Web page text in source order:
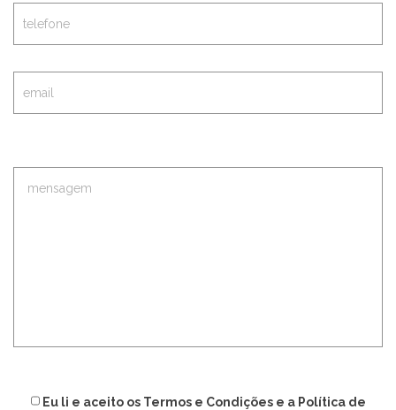
Eu li e aceitoos Termos e Condiçõese a Política de